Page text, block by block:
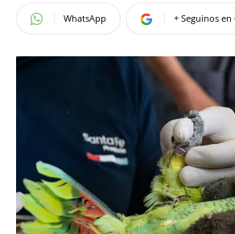
WhatsApp + Seguinos en